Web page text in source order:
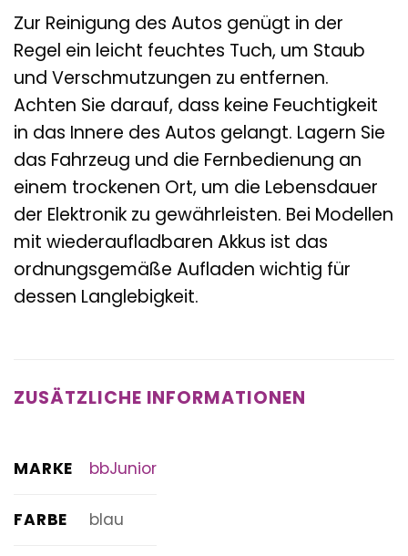
Zur Reinigung des Autos genügt in der
Regel ein leicht feuchtes Tuch, um Staub
und Verschmutzungen zu entfernen.
Achten Sie darauf, dass keine Feuchtigkeit
in das Innere des Autos gelangt. Lagern Sie
das Fahrzeug und die Fernbedienung an
einem trockenen Ort, um die Lebensdauer
der Elektronik zu gewährleisten. Bei Modellen
mit wiederaufladbaren Akkus ist das
ordnungsgemäße Aufladen wichtig für
dessen Langlebigkeit.
ZUSÄTZLICHE INFORMATIONEN
MARKE bbJunior
FARBE blau